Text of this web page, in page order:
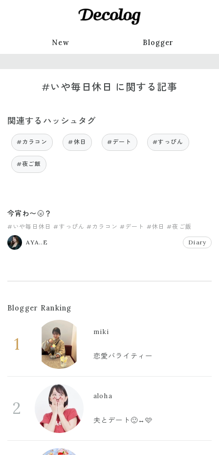
New Blogger
#いや毎日休日 に関する記事
関連するハッシュタグ
#カラコン #休日 #デート #すっぴん
#夜ご飯
今宵わ〜🌝？
#いや毎日休日 #すっぴん #カラコン #デート #休日 #夜ご飯
AYA..E Diary
Blogger Ranking
1
miki
恋愛バライティー
2
aloha
夫とデート🙂‍↔️🩷